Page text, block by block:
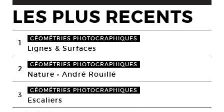
LES PLUS RECENTS
1 GÉOMÉTRIES PHOTOGRAPHIQUES
Lignes & Surfaces
2 GÉOMÉTRIES PHOTOGRAPHIQUES
Nature • André Rouillé
3 GÉOMÉTRIES PHOTOGRAPHIQUES
Escaliers